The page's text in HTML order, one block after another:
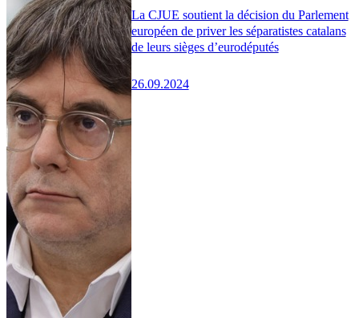
La CJUE soutient la décision du Parlement
européen de priver les séparatistes catalans
de leurs sièges d’eurodéputés
26.09.2024